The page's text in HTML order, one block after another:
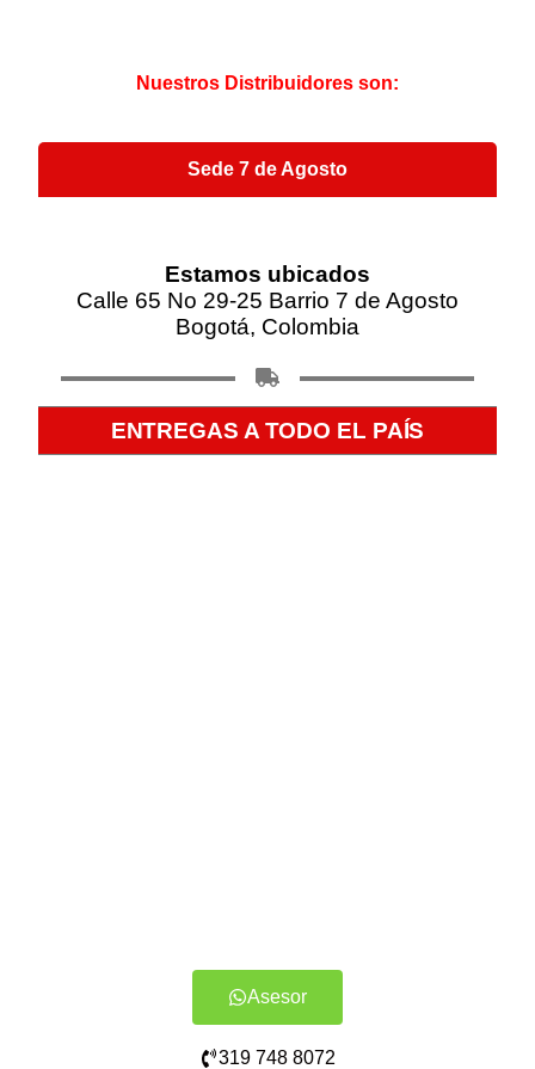
Nuestros Distribuidores son:
Sede 7 de Agosto
Estamos ubicados
Calle 65 No 29-25 Barrio 7 de Agosto
Bogotá, Colombia
ENTREGAS A TODO EL PAÍS
Asesor
319 748 8072